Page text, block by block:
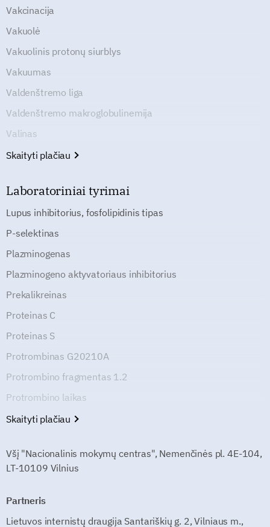
Vakcinacija
Vakuolė
Vakuolinis protonų siurblys
Vakuumas
Valdenštremo liga
Valdenštremo makroglobulinemija
Valinas
Skaityti plačiau
Laboratoriniai tyrimai
Lupus inhibitorius, fosfolipidinis tipas
P-selektinas
Plazminogenas
Plazminogeno aktyvatoriaus inhibitorius
Prekalikreinas
Proteinas C
Proteinas S
Protrombinas G20210A
Protrombino fragmentas 1.2
Protrombino laikas
Skaityti plačiau
Všį "Nacionalinis mokymų centras", Nemenčinės pl. 4E-104,
LT-10109 Vilnius
Partneris
Lietuvos internistų draugija Santariškių g. 2, Vilniaus m.,